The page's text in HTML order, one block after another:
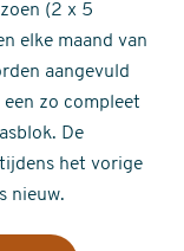
(2 x 5
elke maand van
aangevuld
zo compleet
De
het vorige
nieuw.